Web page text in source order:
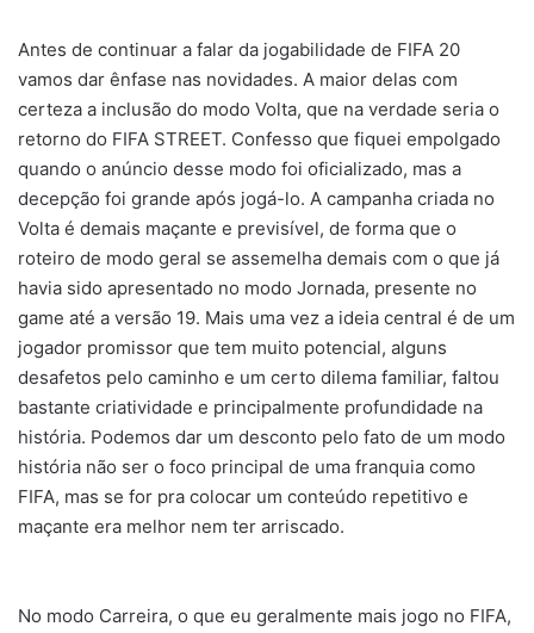
Antes de continuar a falar da jogabilidade de FIFA 20
vamos dar ênfase nas novidades. A maior delas com
certeza a inclusão do modo Volta, que na verdade seria o
retorno do FIFA STREET. Confesso que fiquei empolgado
quando o anúncio desse modo foi oficializado, mas a
decepção foi grande após jogá-lo. A campanha criada no
Volta é demais maçante e previsível, de forma que o
roteiro de modo geral se assemelha demais com o que já
havia sido apresentado no modo Jornada, presente no
game até a versão 19. Mais uma vez a ideia central é de um
jogador promissor que tem muito potencial, alguns
desafetos pelo caminho e um certo dilema familiar, faltou
bastante criatividade e principalmente profundidade na
história. Podemos dar um desconto pelo fato de um modo
história não ser o foco principal de uma franquia como
FIFA, mas se for pra colocar um conteúdo repetitivo e
maçante era melhor nem ter arriscado.
No modo Carreira, o que eu geralmente mais jogo no FIFA,